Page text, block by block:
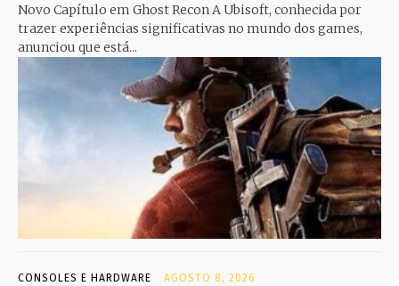
Novo Capítulo em Ghost Recon A Ubisoft, conhecida por
trazer experiências significativas no mundo dos games,
anunciou que está...
CONSOLES E HARDWARE AGOSTO 8, 2026